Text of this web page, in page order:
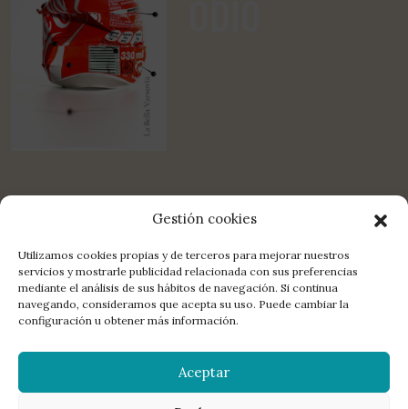
Gestión cookies
Utilizamos cookies propias y de terceros para mejorar nuestros
servicios y mostrarle publicidad relacionada con sus preferencias
mediante el análisis de sus hábitos de navegación. Si continua
navegando, consideramos que acepta su uso. Puede cambiar la
configuración u obtener más información.
Aceptar
COMPARTE:FACEBOOKTWITTERE-MAIL
LA EDITORIAL DISTRIBUCIÓN
NEWSLETTER
CONTACTO
AGENDA
LIBROS
© 2026 La Bella Varsovia. All rights reserved.Aviso legal,política de